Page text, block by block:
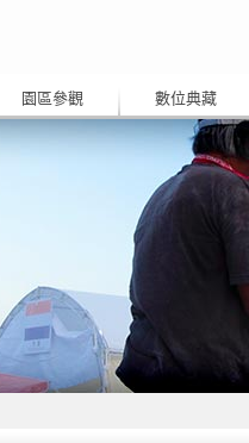
園區參觀 數位典藏